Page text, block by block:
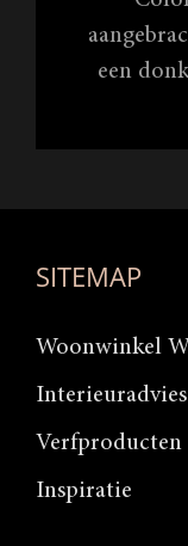
een
SITEMAP
Woonwinkel
Interieuradvies
Verfproducten
Inspiratie